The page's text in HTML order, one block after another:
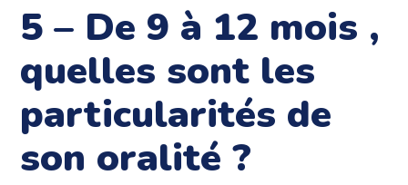
5 – De 9 à 12 mois ,
quelles sont les
particularités de
son oralité ?